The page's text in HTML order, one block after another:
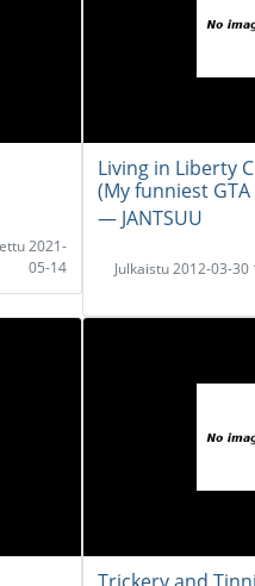
2021-
05-14
Living in Liberty
(My funniest
― JANTSUU
Julkaistu 2012-03-